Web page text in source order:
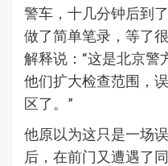
警车，十几分钟后到
做了简单笔录，等了
解释说：“这是北京警
他们扩大检查范围，
区了。”
他原以为这只是一场
后，在前门又遭遇了